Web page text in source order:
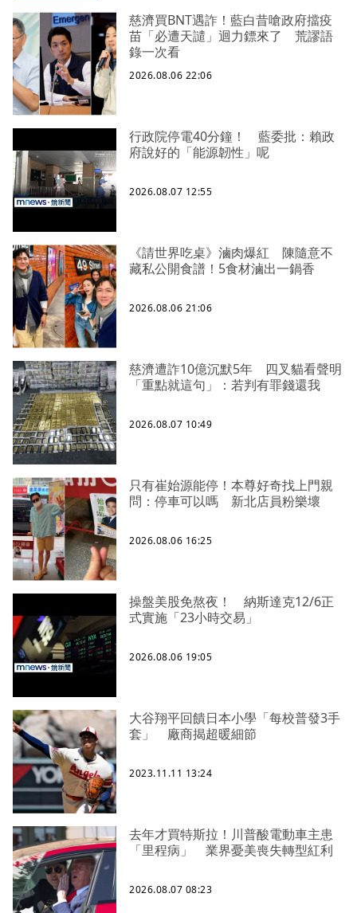
慈濟買BNT遇詐！藍白昔嗆政府擋疫
苗「必遭天譴」迴力鏢來了 荒謬語
錄一次看
2026.08.06 22:06
行政院停電40分鐘！ 藍委批：賴政
府說好的「能源韌性」呢
2026.08.07 12:55
《請世界吃桌》滷肉爆紅 陳隨意不
藏私公開食譜！5食材滷出一鍋香
2026.08.06 21:06
慈濟遭詐10億沉默5年 四叉貓看聲明
「重點就這句」：若判有罪錢還我
2026.08.07 10:49
只有崔始源能停！本尊好奇找上門親
問：停車可以嗎 新北店員粉樂壞
2026.08.06 16:25
操盤美股免熬夜！ 納斯達克12/6正
式實施「23小時交易」
2026.08.06 19:05
大谷翔平回饋日本小學「每校普發3手
套」 廠商揭超暖細節
2023.11.11 13:24
去年才買特斯拉！川普酸電動車主患
「里程病」 業界憂美喪失轉型紅利
2026.08.07 08:23